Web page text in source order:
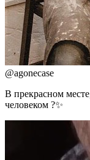
@agonecase
В прекрасном
человеком ?✨